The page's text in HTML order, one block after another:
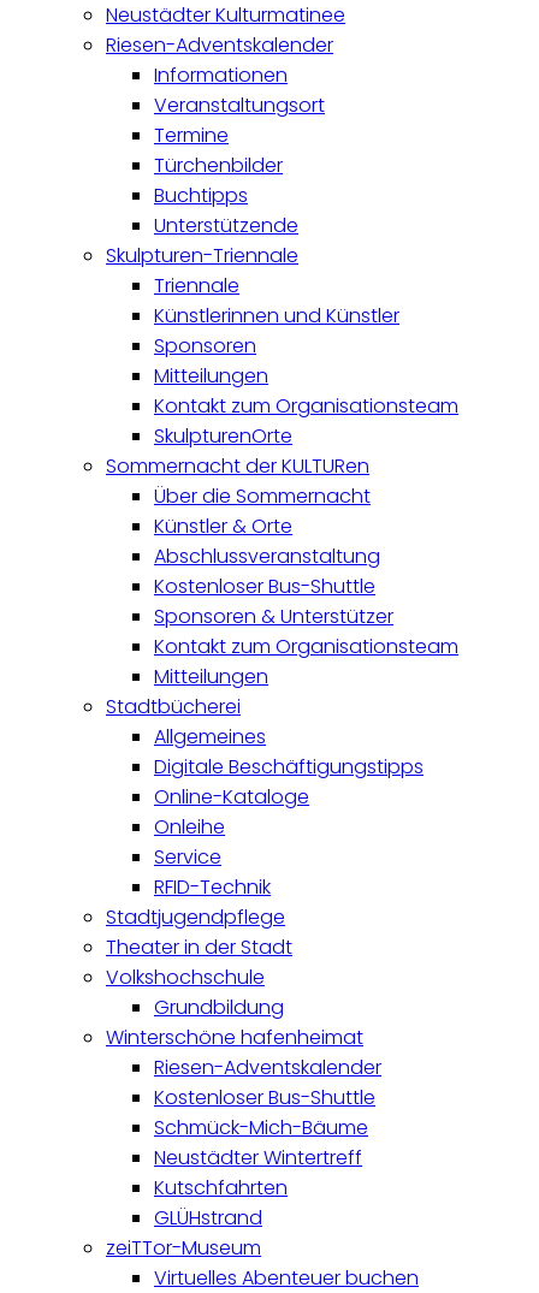
Neustädter Kulturmatinee
Riesen-Adventskalender
Informationen
Veranstaltungsort
Termine
Türchenbilder
Buchtipps
Unterstützende
Skulpturen-Triennale
Triennale
Künstlerinnen und Künstler
Sponsoren
Mitteilungen
Kontakt zum Organisationsteam
SkulpturenOrte
Sommernacht der KULTURen
Über die Sommernacht
Künstler & Orte
Abschlussveranstaltung
Kostenloser Bus-Shuttle
Sponsoren & Unterstützer
Kontakt zum Organisationsteam
Mitteilungen
Stadtbücherei
Allgemeines
Digitale Beschäftigungstipps
Online-Kataloge
Onleihe
Service
RFID-Technik
Stadtjugendpflege
Theater in der Stadt
Volkshochschule
Grundbildung
Winterschöne hafenheimat
Riesen-Adventskalender
Kostenloser Bus-Shuttle
Schmück-Mich-Bäume
Neustädter Wintertreff
Kutschfahrten
GLÜHstrand
zeiTTor-Museum
Virtuelles Abenteuer buchen